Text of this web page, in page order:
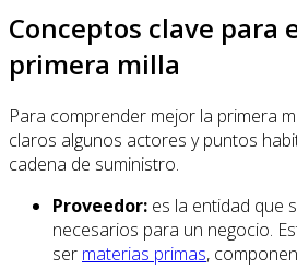
Conceptos clave para
primera milla
Para comprender mejor la primera
claros algunos actores y puntos
cadena de suministro.
Proveedor: es la entidad que
necesarios para un negocio.
ser materias primas,